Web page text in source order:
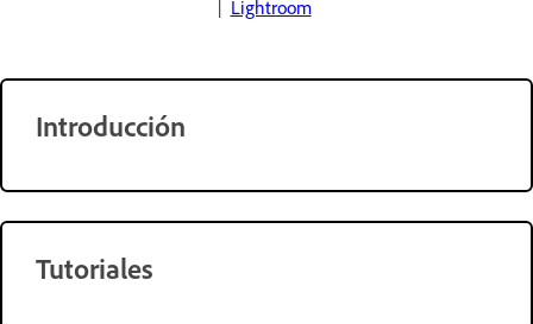
Lightroom
Introducción
Tutoriales